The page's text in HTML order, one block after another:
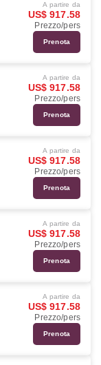
A partire da
US$ 917.58
Prezzo/pers
Prenota
A partire da
US$ 917.58
Prezzo/pers
Prenota
A partire da
US$ 917.58
Prezzo/pers
Prenota
A partire da
US$ 917.58
Prezzo/pers
Prenota
A partire da
US$ 917.58
Prezzo/pers
Prenota